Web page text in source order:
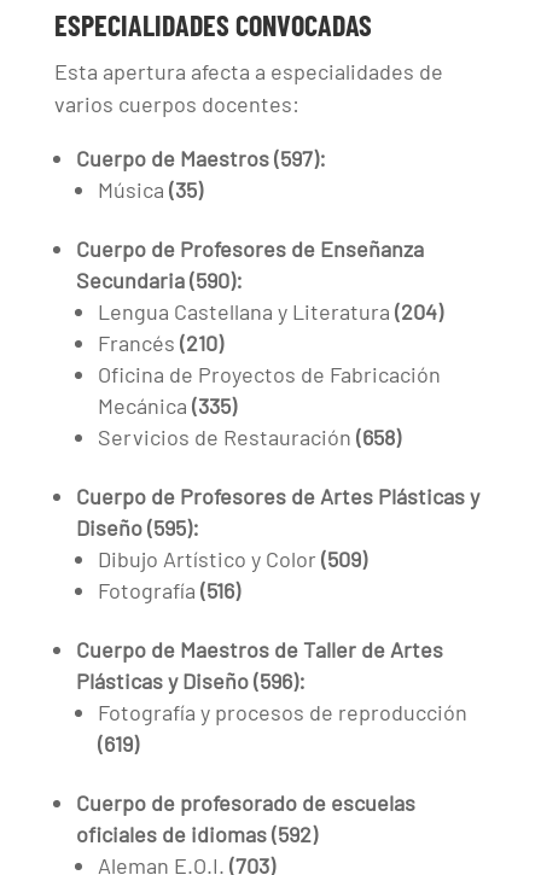
ESPECIALIDADES CONVOCADAS
Esta apertura afecta a especialidades de
varios cuerpos docentes:
Cuerpo de Maestros (597):
Música (35)
Cuerpo de Profesores de Enseñanza
Secundaria (590):
Lengua Castellana y Literatura (204)
Francés (210)
Oficina de Proyectos de Fabricación
Mecánica (335)
Servicios de Restauración (658)
Cuerpo de Profesores de Artes Plásticas y
Diseño (595):
Dibujo Artístico y Color (509)
Fotografía (516)
Cuerpo de Maestros de Taller de Artes
Plásticas y Diseño (596):
Fotografía y procesos de reproducción
(619)
Cuerpo de profesorado de escuelas
oficiales de idiomas (592)
Aleman E.O.I. (703)